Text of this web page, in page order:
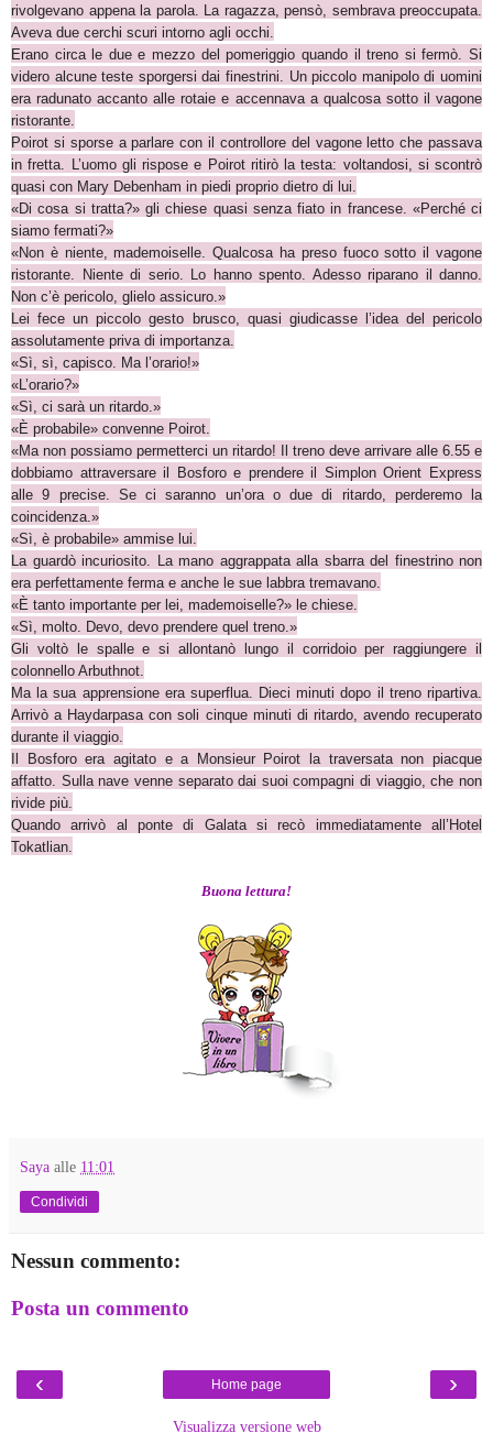
rivolgevano appena la parola. La ragazza, pensò, sembrava preoccupata.
Aveva due cerchi scuri intorno agli occhi.
Erano circa le due e mezzo del pomeriggio quando il treno si fermò. Si
videro alcune teste sporgersi dai finestrini. Un piccolo manipolo di uomini
era radunato accanto alle rotaie e accennava a qualcosa sotto il vagone
ristorante.
Poirot si sporse a parlare con il controllore del vagone letto che passava
in fretta. L’uomo gli rispose e Poirot ritirò la testa: voltandosi, si scontrò
quasi con Mary Debenham in piedi proprio dietro di lui.
«Di cosa si tratta?» gli chiese quasi senza fiato in francese. «Perché ci
siamo fermati?»
«Non è niente, mademoiselle. Qualcosa ha preso fuoco sotto il vagone
ristorante. Niente di serio. Lo hanno spento. Adesso riparano il danno.
Non c’è pericolo, glielo assicuro.»
Lei fece un piccolo gesto brusco, quasi giudicasse l’idea del pericolo
assolutamente priva di importanza.
«Sì, sì, capisco. Ma l’orario!»
«L’orario?»
«Sì, ci sarà un ritardo.»
«È probabile» convenne Poirot.
«Ma non possiamo permetterci un ritardo! Il treno deve arrivare alle 6.55 e
dobbiamo attraversare il Bosforo e prendere il Simplon Orient Express
alle 9 precise. Se ci saranno un’ora o due di ritardo, perderemo la
coincidenza.»
«Sì, è probabile» ammise lui.
La guardò incuriosito. La mano aggrappata alla sbarra del finestrino non
era perfettamente ferma e anche le sue labbra tremavano.
«È tanto importante per lei, mademoiselle?» le chiese.
«Sì, molto. Devo, devo prendere quel treno.»
Gli voltò le spalle e si allontanò lungo il corridoio per raggiungere il
colonnello Arbuthnot.
Ma la sua apprensione era superflua. Dieci minuti dopo il treno ripartiva.
Arrivò a Haydarpasa con soli cinque minuti di ritardo, avendo recuperato
durante il viaggio.
Il Bosforo era agitato e a Monsieur Poirot la traversata non piacque
affatto. Sulla nave venne separato dai suoi compagni di viaggio, che non
rivide più.
Quando arrivò al ponte di Galata si recò immediatamente all’Hotel
Tokatlian.
Buona lettura!
Saya alle 11:01
Condividi
Nessun commento:
Posta un commento
‹ ›
Home page
Visualizza versione web